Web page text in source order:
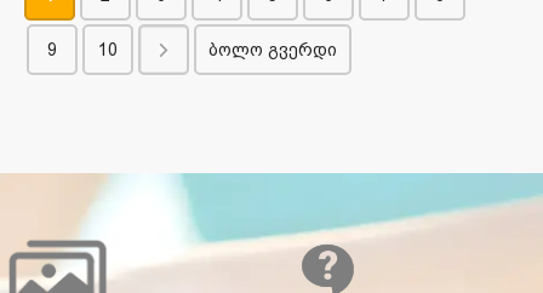
9 10 ბოლო გვერდი